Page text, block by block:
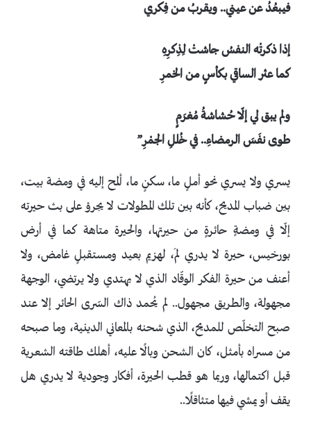
فيبعُدُ عن عيني.. ويقربُ من فِكري
إذا ذكرتْه النفسُ جاشتْ لِذِكرِهِ
كما عثر الساقي بكأسٍ من الخمرِ
ولم يبق لي إلّا حُشاشةُ مُغرَمٍ
طوى نفَسَ الرمضاءِ.. في خُللِ الجمْرِ”
يسري ولا يسري نحو أملٍ ما، سكنٍ ما، ألمح إليه في ومضة بيت،
بين ضباب المديح، كأنه بين تلك المطولات لا يجرؤ على بث حيرته
إلّا في ومضةٍ حائرةٍ من حيرتها، والحيرة متاهة كما في أرض
بورخيس، حيرة لا يدري لمَ، لهزيم بعيد ومستقبلٍ غامض، ولا
أعنف من حيرة الفكر الوقّاد الذي لا يهتدي ولا يرتضي، الوجهة
مجهولة، والطريق مجهول.. لم يُحمد ذاك السّرى الحائر إلا عند
صبح التخلّص للمديح، الذي شحنه بالمعاني الدينية، وما صبحه
من مسراه بأمثل، كان الشحن وبالًا عليه، أهلك طاقته الشعرية
قبل اكتمالها، وربما هو قطب الحيرة، أفكار وجودية لا يدري هل
يقف أو يمشي فيها متثاقلًا..